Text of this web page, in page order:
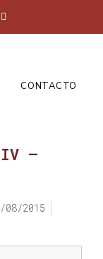
CONTACTO
–
08/2015